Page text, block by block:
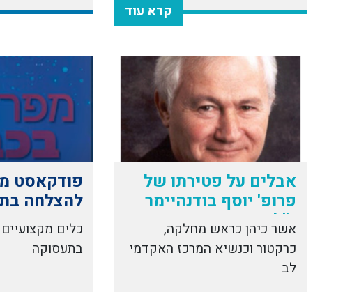
קרא עוד
אבלים על פטירתו של
פרופ' יוסף בודנהיימר
ז''ל
אשר כיהן כראש מחלקה,
כרקטור וכנשיא המרכז האקדמי
לב
פודקאסט
להצלחה
כלים
בתעסוקה